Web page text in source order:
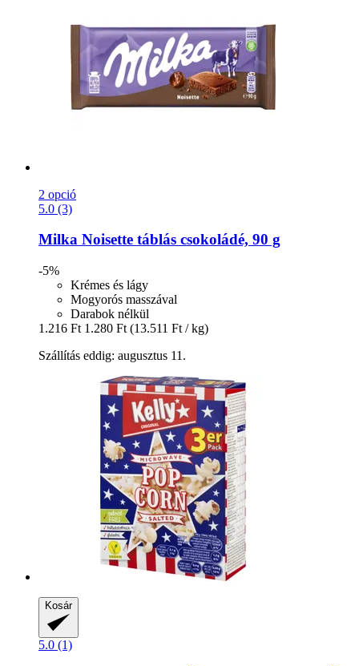
2 opció
5.0 (3)
Milka Noisette táblás csokoládé, 90 g
-5%
Krémes és lágy
Mogyorós masszával
Darabok nélkül
1.216 Ft 1.280 Ft (13.511 Ft / kg)
Szállítás eddig: augusztus 11.
Kosár
5.0 (1)